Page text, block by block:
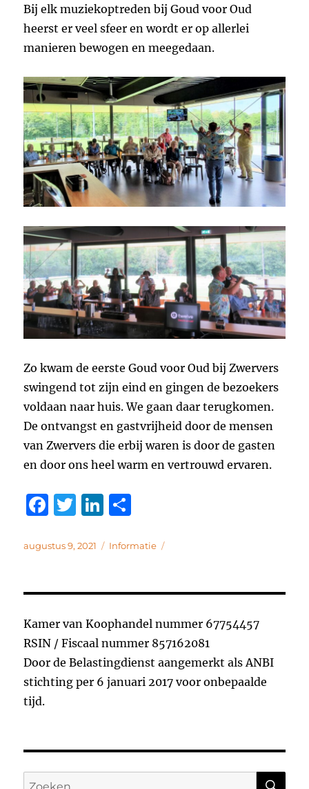
Bij elk muziekoptreden bij Goud voor Oud
heerst er veel sfeer en wordt er op allerlei
manieren bewogen en meegedaan.
Zo kwam de eerste Goud voor Oud bij Zwervers
swingend tot zijn eind en gingen de bezoekers
voldaan naar huis. We gaan daar terugkomen.
De ontvangst en gastvrijheid door de mensen
van Zwervers die erbij waren is door de gasten
en door ons heel warm en vertrouwd ervaren.
F
c
b
o
o
k
T
it
r
Li
k
d
I
n
e
Geplaatst
augustus 9, 2021 Categorieën
Informatie
Kamer van Koophandel nummer 67754457
RSIN / Fiscaal nummer 857162081
Door de Belastingdienst aangemerkt als ANBI
stichting per 6 januari 2017 voor onbepaalde
tijd.
Zoeken